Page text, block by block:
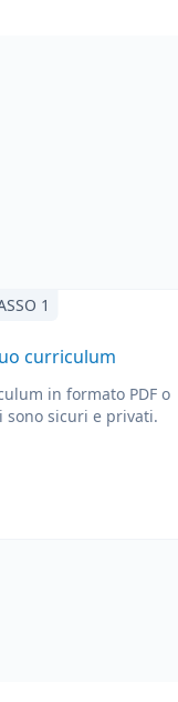
1
curriculum
in formato PDF o
sono sicuri e privati.